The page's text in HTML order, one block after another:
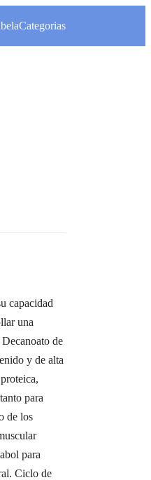
Categorias
capacidad
una
de
y de alta
para
de los
para
Ciclo de